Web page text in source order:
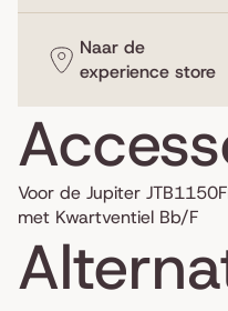
Naar de
experience store
Voor de Jupiter
met Kwartventiel Bb/F